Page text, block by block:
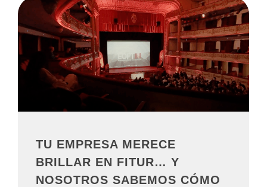
TU EMPRESA MERECE
BRILLAR EN FITUR… Y
NOSOTROS SABEMOS CÓMO